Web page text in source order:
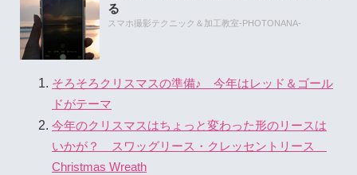
る
スマホ撮影テクニック＆加工教室-PHOTONANA-
そろそろクリスマスの準備♪ 今年はレッド＆ゴール
ドがテーマ
今年のクリスマスはちょっと変わった形のリースは
いかが？ スワッグリース・クレッセントリース
Christmas Wreath